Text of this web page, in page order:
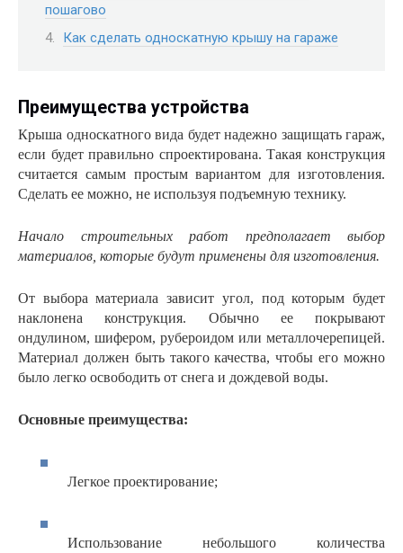
пошагово
Как сделать односкатную крышу на гараже
Преимущества устройства
Крыша односкатного вида будет надежно защищать гараж,
если будет правильно спроектирована. Такая конструкция
считается самым простым вариантом для изготовления.
Сделать ее можно, не используя подъемную технику.
Начало строительных работ предполагает выбор
материалов, которые будут применены для изготовления.
От выбора материала зависит угол, под которым будет
наклонена конструкция. Обычно ее покрывают
ондулином, шифером, рубероидом или металлочерепицей.
Материал должен быть такого качества, чтобы его можно
было легко освободить от снега и дождевой воды.
Основные преимущества:
Легкое проектирование;
Использование небольшого количества